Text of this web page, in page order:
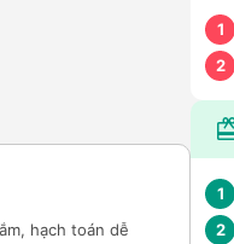
hạch toán dễ
1
2
1
2